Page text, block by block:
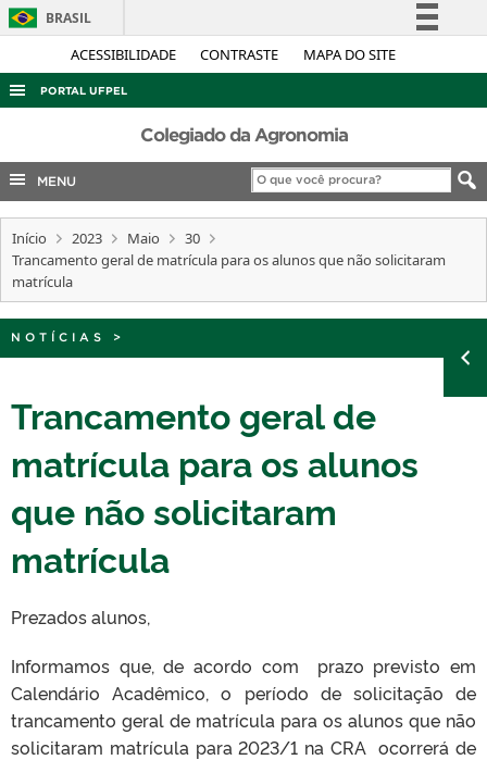
ACESSIBILIDADE CONTRASTE MAPA DO SITE
BRASIL
Simplifique!
Legislação
Canais
PORTAL UFPEL
ACESSO À INFORMAÇÃO
AUDITORIA
COBALTO
CONCURSOS
EDITAIS
TELEFONES
Colegiado da Agronomia
MENU
Início 2023 Maio
30
Trancamento geral de matrícula para os alunos que não solicitaram
matrícula
NOTÍCIAS >
Trancamento geral de
matrícula para os alunos
que não solicitaram
matrícula
Prezados alunos,
Informamos que, de acordo com prazo previsto em
Calendário Acadêmico, o período de solicitação de
trancamento geral de matrícula para os alunos que não
solicitaram matrícula para 2023/1 na CRA ocorrerá de